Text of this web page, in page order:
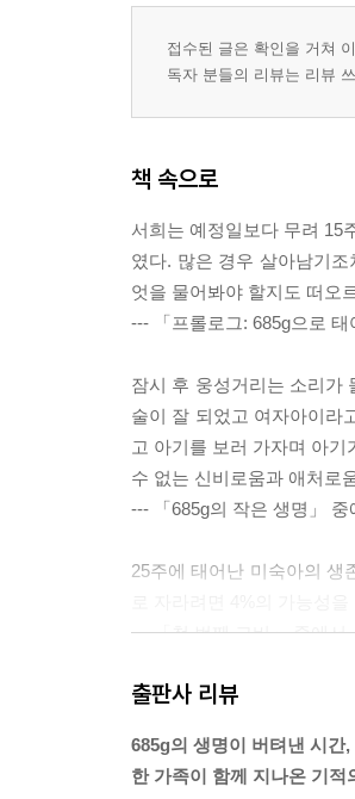
접수된 글은 확인을 거쳐
독자 분들의 리뷰는 리뷰
책 속으로
서희는 예정일보다 무려 15
였다. 많은 경우 살아남기
엇을 물어봐야 할지도 떠오
--- 「프롤로그: 685g으로
잠시 후 웅성거리는 소리가
술이 잘 되었고 여자아이라
고 아기를 보러 가자며 아
수 없는 신비로움과 애처로
--- 「685g의 작은 생명」 중
25주에 태어난 미숙아의 생
--- 「첫 번째 고비」 중에서
기도조차 나오지 않을 만큼
리스 위에 허물어지듯 쓰러
함께, 감당할 수 없는 고통이
출판사 리뷰
685g의 생명이 버텨낸 시간,
한 가족이 함께 지나온 기적